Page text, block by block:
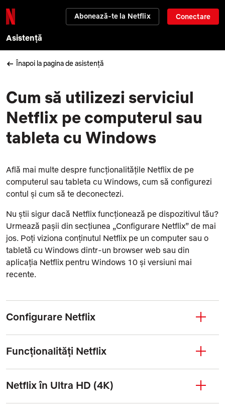
Abonează-te la Netflix Conectare
Asistență
Înapoi la pagina de asistență
Cum să utilizezi serviciul
Netflix pe computerul sau
tableta cu Windows
Află mai multe despre funcționalitățile Netflix de pe
computerul sau tableta cu Windows, cum să configurezi
contul și cum să te deconectezi.
Nu știi sigur dacă Netflix funcționează pe dispozitivul tău?
Urmează pașii din secțiunea „Configurare Netflix” de mai
jos. Poți viziona conținutul Netflix pe un computer sau o
tabletă cu Windows dintr-un browser web sau din
aplicația Netflix pentru Windows 10 și versiuni mai
recente.
Configurare Netflix
Funcționalități Netflix
Netflix în Ultra HD (4K)